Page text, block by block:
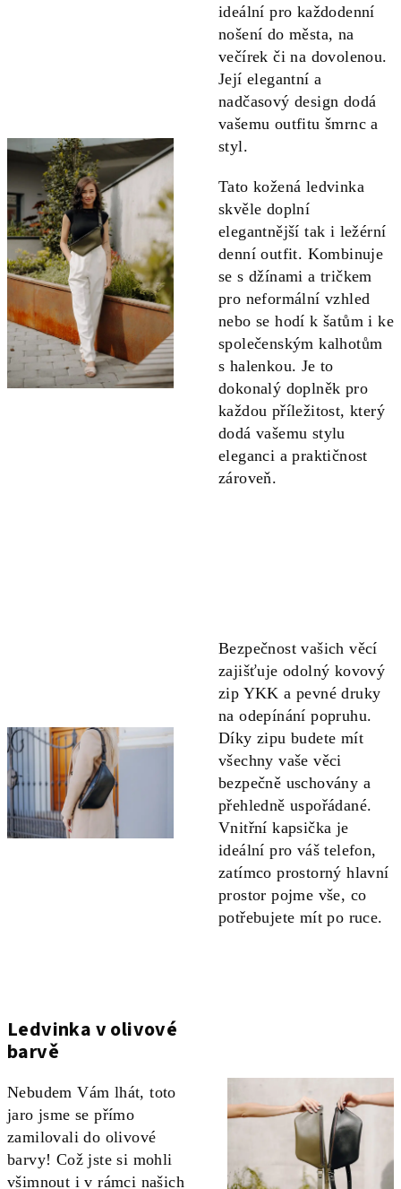
ideální pro každodenní
nošení do města, na
večírek či na dovolenou.
Její elegantní a
nadčasový design dodá
vašemu outfitu šmrnc a
styl.
Tato kožená ledvinka
skvěle doplní
elegantnější tak i ležérní
denní outfit. Kombinuje
se s džínami a tričkem
pro neformální vzhled
nebo se hodí k šatům i ke
společenským kalhotům
s halenkou. Je to
dokonalý doplněk pro
každou příležitost, který
dodá vašemu stylu
eleganci a praktičnost
zároveň.
Bezpečnost vašich věcí
zajišťuje odolný kovový
zip YKK a pevné druky
na odepínání popruhu.
Díky zipu budete mít
všechny vaše věci
bezpečně uschovány a
přehledně uspořádané.
Vnitřní kapsička je
ideální pro váš telefon,
zatímco prostorný hlavní
prostor pojme vše, co
potřebujete mít po ruce.
Ledvinka v olivové
barvě
Nebudem Vám lhát, toto
jaro jsme se přímo
zamilovali do olivové
barvy! Což jste si mohli
všimnout i v rámci našich